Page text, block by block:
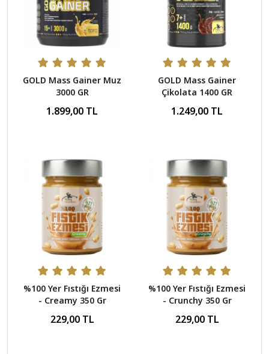
GOLD Mass Gainer Muz
3000 GR
1.899,00 TL
GOLD Mass Gainer
Çikolata 1400 GR
1.249,00 TL
%100 Yer Fıstığı Ezmesi
- Creamy 350 Gr
229,00 TL
%100 Yer Fıstığı Ezmesi
- Crunchy 350 Gr
229,00 TL